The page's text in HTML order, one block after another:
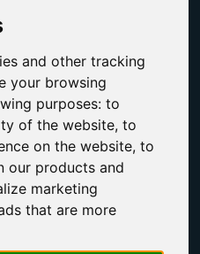
and other tracking
your browsing
purposes:to
of the website,to
on the website,to
our products and
marketing
that are more
a maximum RAM